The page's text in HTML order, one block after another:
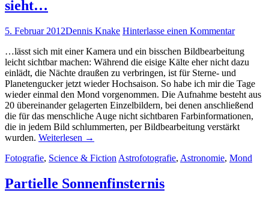
sieht…
5. Februar 2012Dennis Knake Hinterlasse einen Kommentar
…lässt sich mit einer Kamera und ein bisschen Bildbearbeitung
leicht sichtbar machen: Während die eisige Kälte eher nicht dazu
einlädt, die Nächte draußen zu verbringen, ist für Sterne- und
Planetengucker jetzt wieder Hochsaison. So habe ich mir die Tage
wieder einmal den Mond vorgenommen. Die Aufnahme besteht aus
20 übereinander gelagerten Einzelbildern, bei denen anschließend
die für das menschliche Auge nicht sichtbaren Farbinformationen,
die in jedem Bild schlummerten, per Bildbearbeitung verstärkt
wurden. Weiterlesen →
Fotografie, Science & Fiction Astrofotografie, Astronomie, Mond
Partielle Sonnenfinsternis